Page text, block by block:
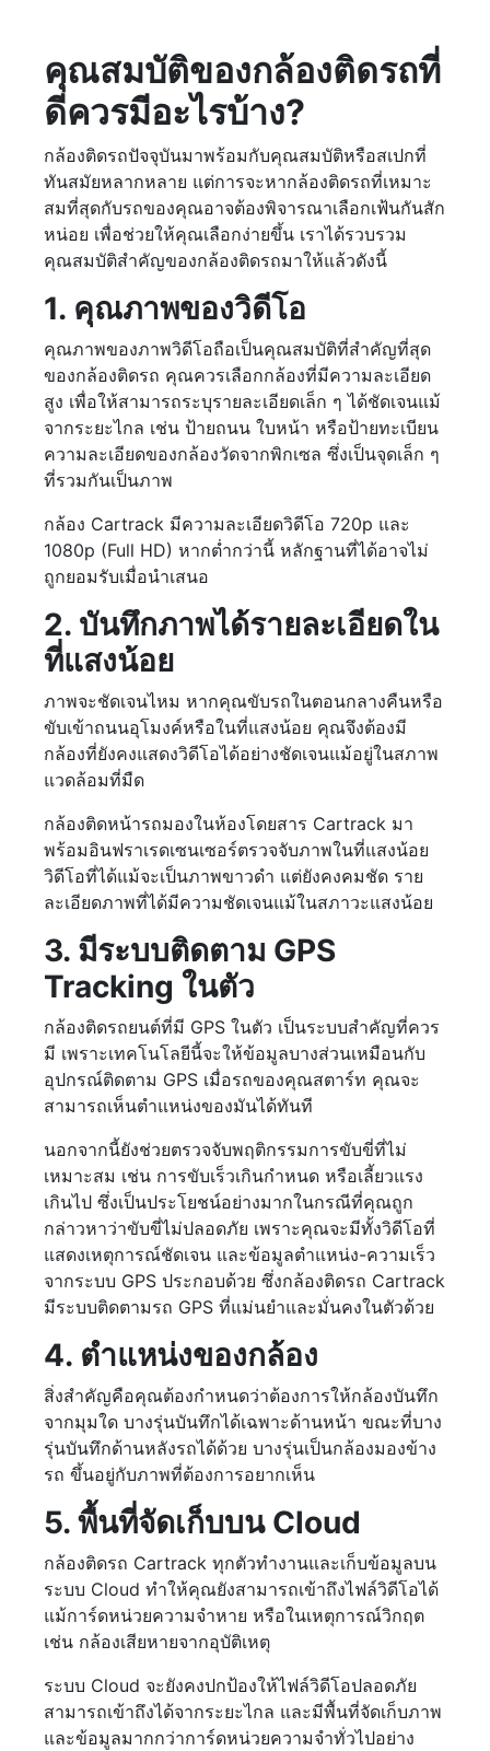
คุณสมบัติของกล้องติดรถที่
ดีควรมีอะไรบ้าง?
กล้องติดรถปัจจุบันมาพร้อมกับคุณสมบัติหรือสเปกที่
ทันสมัยหลากหลาย แต่การจะหากล้องติดรถที่เหมาะ
สมที่สุดกับรถของคุณอาจต้องพิจารณาเลือกเฟ้นกันสัก
หน่อย เพื่อช่วยให้คุณเลือกง่ายขึ้น เราได้รวบรวม
คุณสมบัติสำคัญของกล้องติดรถมาให้แล้วดังนี้
1. คุณภาพของวิดีโอ
คุณภาพของภาพวิดีโอถือเป็นคุณสมบัติที่สำคัญที่สุด
ของกล้องติดรถ คุณควรเลือกกล้องที่มีความละเอียด
สูง เพื่อให้สามารถระบุรายละเอียดเล็ก ๆ ได้ชัดเจนแม้
จากระยะไกล เช่น ป้ายถนน ใบหน้า หรือป้ายทะเบียน
ความละเอียดของกล้องวัดจากพิกเซล ซึ่งเป็นจุดเล็ก ๆ
ที่รวมกันเป็นภาพ
กล้อง Cartrack มีความละเอียดวิดีโอ 720p และ
1080p (Full HD) หากต่ำกว่านี้ หลักฐานที่ได้อาจไม่
ถูกยอมรับเมื่อนำเสนอ
2. บันทึกภาพได้รายละเอียดใน
ที่แสงน้อย
ภาพจะชัดเจนไหม หากคุณขับรถในตอนกลางคืนหรือ
ขับเข้าถนนอุโมงค์หรือในที่แสงน้อย คุณจึงต้องมี
กล้องที่ยังคงแสดงวิดีโอได้อย่างชัดเจนแม้อยู่ในสภาพ
แวดล้อมที่มืด
กล้องติดหน้ารถมองในห้องโดยสาร Cartrack มา
พร้อมอินฟราเรดเซนเซอร์ตรวจจับภาพในที่แสงน้อย
วิดีโอที่ได้แม้จะเป็นภาพขาวดำ แต่ยังคงคมชัด ราย
ละเอียดภาพที่ได้มีความชัดเจนแม้ในสภาวะแสงน้อย
3. มีระบบติดตาม GPS
Tracking ในตัว
กล้องติดรถยนต์ที่มี GPS ในตัว เป็นระบบสำคัญที่ควร
มี เพราะเทคโนโลยีนี้จะให้ข้อมูลบางส่วนเหมือนกับ
อุปกรณ์ติดตาม GPS เมื่อรถของคุณสตาร์ท คุณจะ
สามารถเห็นตำแหน่งของมันได้ทันที
นอกจากนี้ยังช่วยตรวจจับพฤติกรรมการขับขี่ที่ไม่
เหมาะสม เช่น การขับเร็วเกินกำหนด หรือเลี้ยวแรง
เกินไป ซึ่งเป็นประโยชน์อย่างมากในกรณีที่คุณถูก
กล่าวหาว่าขับขี่ไม่ปลอดภัย เพราะคุณจะมีทั้งวิดีโอที่
แสดงเหตุการณ์ชัดเจน และข้อมูลตำแหน่ง-ความเร็ว
จากระบบ GPS ประกอบด้วย ซึ่งกล้องติดรถ Cartrack
มีระบบติดตามรถ GPS ที่แม่นยำและมั่นคงในตัวด้วย
4. ตำแหน่งของกล้อง
สิ่งสำคัญคือคุณต้องกำหนดว่าต้องการให้กล้องบันทึก
จากมุมใด บางรุ่นบันทึกได้เฉพาะด้านหน้า ขณะที่บาง
รุ่นบันทึกด้านหลังรถได้ด้วย บางรุ่นเป็นกล้องมองข้าง
รถ ขึ้นอยู่กับภาพที่ต้องการอยากเห็น
5. พื้นที่จัดเก็บบน Cloud
กล้องติดรถ Cartrack ทุกตัวทำงานและเก็บข้อมูลบน
ระบบ Cloud ทำให้คุณยังสามารถเข้าถึงไฟล์วิดีโอได้
แม้การ์ดหน่วยความจำหาย หรือในเหตุการณ์วิกฤต
เช่น กล้องเสียหายจากอุบัติเหตุ
ระบบ Cloud จะยังคงปกป้องให้ไฟล์วิดีโอปลอดภัย
สามารถเข้าถึงได้จากระยะไกล และมีพื้นที่จัดเก็บภาพ
และข้อมูลมากกว่าการ์ดหน่วยความจำทั่วไปอย่าง